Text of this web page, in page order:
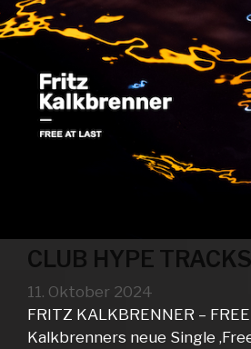
CLUB HYPE
11. Oktober 2024
FRITZ KALKBRENNER –
Kalkbrenners neue Single